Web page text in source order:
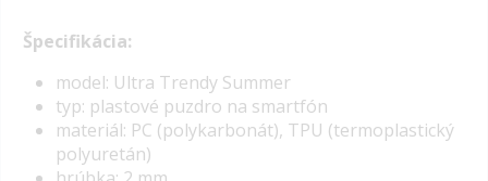
Špecifikácia:
model: Ultra Trendy Summer
typ: plastové puzdro na smartfón
materiál: PC (polykarbonát), TPU (termoplastický
polyuretán)